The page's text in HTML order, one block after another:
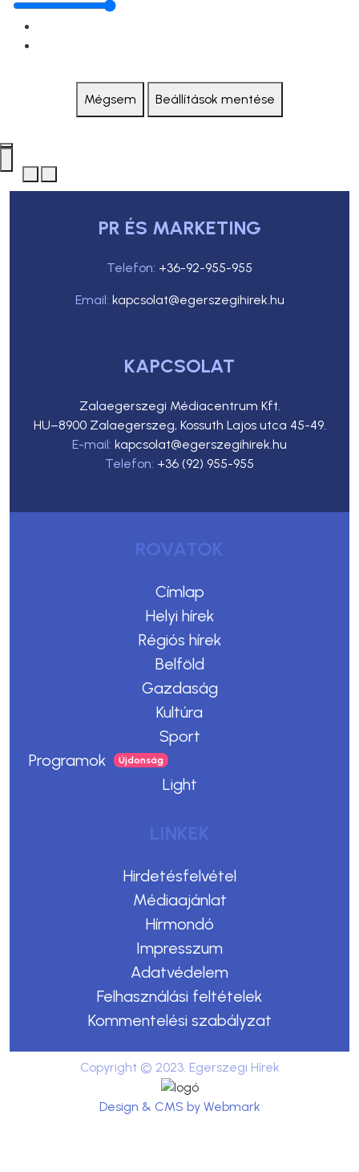
Mégsem Beállítások mentése
PR ÉS MARKETING
Telefon: +36-92-955-955
Email: kapcsolat@egerszegihirek.hu
KAPCSOLAT
Zalaegerszegi Médiacentrum Kft.
HU–8900 Zalaegerszeg, Kossuth Lajos utca 45-49.
E-mail: kapcsolat@egerszegihirek.hu
Telefon: +36 (92) 955-955
ROVATOK
Címlap
Helyi hírek
Régiós hírek
Belföld
Gazdaság
Kultúra
Sport
Programok
Light
LINKEK
Hirdetésfelvétel
Médiaajánlat
Hírmondó
Impresszum
Adatvédelem
Felhasználási feltételek
Kommentelési szabályzat
Copyright © 2023. Egerszegi Hírek
Design & CMS by Webmark